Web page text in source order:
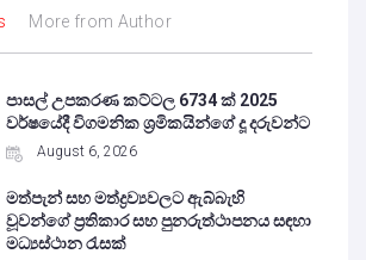
More from Author
පාසල් උපකරණ කට්ටල 6734 ක් 2025
වර්ෂයේදී විගමනික ශ්‍රමිකයින්ගේ දූ දරුවන්ට
August 6, 2026
මත්පැන් සහ මත්ද්‍රව්‍යවලට ඇබ්බැහි
වූවන්ගේ ප්‍රතිකාර සහ පුනරුත්ථාපනය සඳහා
මධ්‍යස්ථාන රැසක්